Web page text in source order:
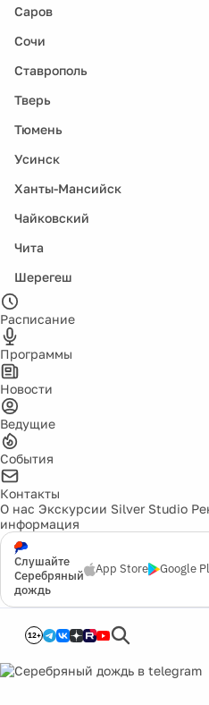
Саров
Сочи
Ставрополь
Тверь
Тюмень
Усинск
Ханты-Мансийск
Чайковский
Чита
Шерегеш
Расписание
Программы
Новости
Ведущие
События
Контакты
О нас Экскурсии Silver Studio
информация
Слушайте
Серебряный
дождь
App Store Google
12+